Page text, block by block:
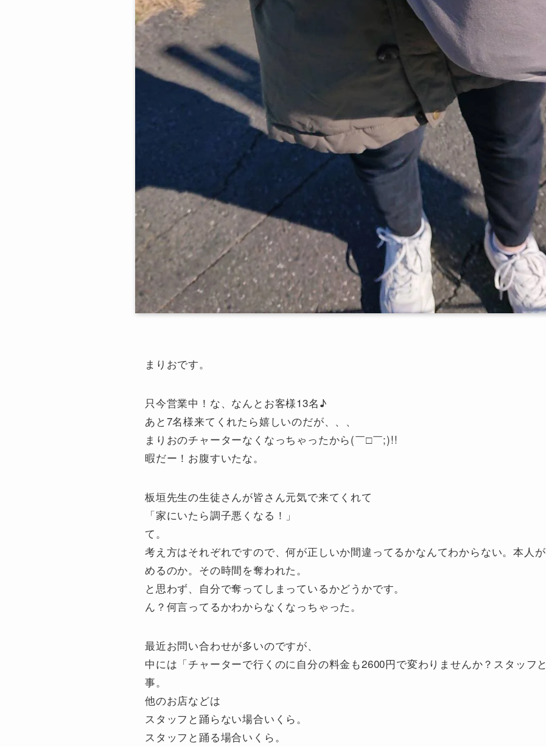
まりおです。
只今営業中！な、なんとお客様13名♪
あと7名様来てくれたら嬉しいのだが、、、
まりおのチャーターなくなっちゃったから(￣□￣;)!!
暇だー！お腹すいたな。
板垣先生の生徒さんが皆さん元気で来てくれて
「家にいたら調子悪くなる！」
て。
考え方はそれぞれですので、何が正しいか間違ってるかなんてわからない。本人
めるのか。その時間を奪われた。
と思わず、自分で奪ってしまっているかどうかです。
ん？何言ってるかわからなくなっちゃった。
最近お問い合わせが多いのですが、
中には「チャーターで行くのに自分の料金も2600円で変わりませんか？スタッフ
事。
他のお店などは
スタッフと踊らない場合いくら。
スタッフと踊る場合いくら。